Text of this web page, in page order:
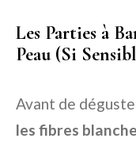
Les Parties à
Peau (Si
Avant de
les fibres